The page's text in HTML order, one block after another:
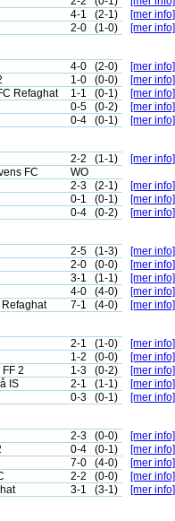
4-1 (2-1)
[mer info]
2-0 (1-0) [mer info]
4-0 (2-0)
[mer info]
1-0 (0-0)
[mer info]
Refaghat 1-1 (0-1)
[mer info]
0-5 (0-2)
[mer info]
0-4 (0-1) [mer info]
2-2 (1-1)
[mer info]
FC
WO
2-3 (2-1)
[mer info]
0-1 (0-1)
[mer info]
0-4 (0-2) [mer info]
2-5 (1-3)
[mer info]
2-0 (0-0)
[mer info]
3-1 (1-1)
[mer info]
4-0 (4-0)
[mer info]
Refaghat 7-1 (4-0) [mer info]
2-1 (1-0)
[mer info]
1-2 (0-0)
[mer info]
2 1-3 (0-2)
[mer info]
IS 2-1 (1-1)
[mer info]
0-3 (0-1) [mer info]
2-3 (0-0)
[mer info]
0-4 (0-1)
[mer info]
7-0 (4-0)
[mer info]
2-2 (0-0)
[mer info]
3-1 (3-1) [mer info]